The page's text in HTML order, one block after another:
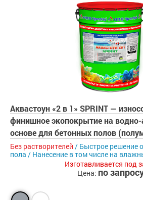
Аквастоун «2 в 1» SPRINT —
финишное экопокрытие на водно-
основе для бетонных полов
Без растворителей / Быстрое решение
пола / Нанесение в том числе на
Изготавливается под
Цена: по